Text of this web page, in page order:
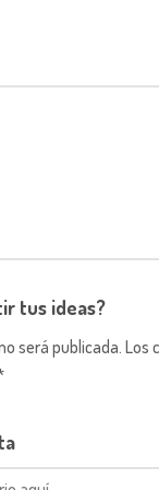
tus ideas?
será publicada.